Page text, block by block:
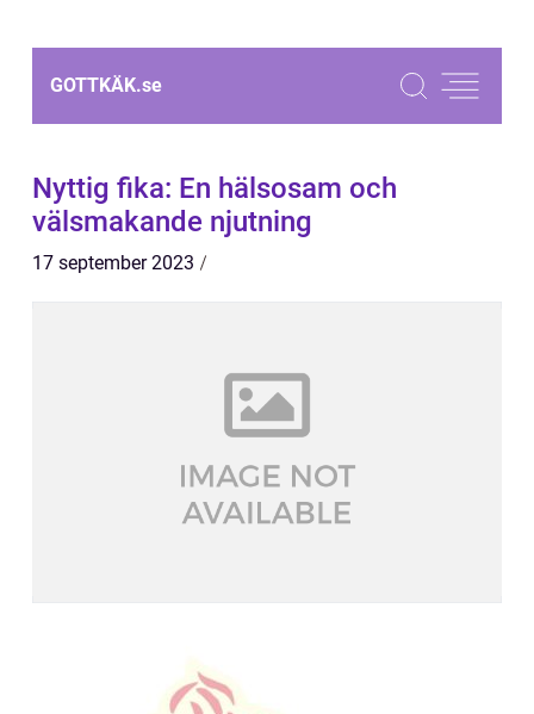
GOTTKÄK.se
Nyttig fika: En hälsosam och
välsmakande njutning
17 september 2023